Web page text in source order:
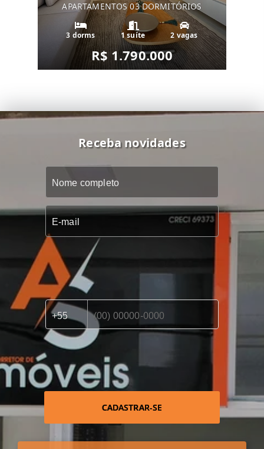
APARTAMENTOS 03 DORMITÓRIOS
3 dorms 1 suíte 2 vagas
R$ 1.790.000
Receba novidades
CADASTRAR-SE